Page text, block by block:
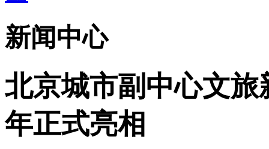
新闻中心
北京城市副中心文
年正式亮相